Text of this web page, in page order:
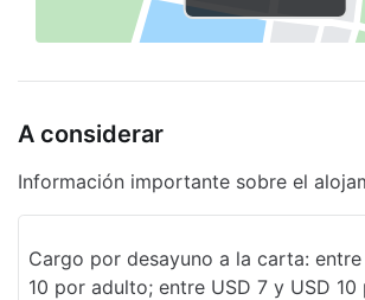
A considerar
Información importante sobre el
Cargo por desayuno a la carta: entre
10 por adulto; entre USD 7 y USD 10